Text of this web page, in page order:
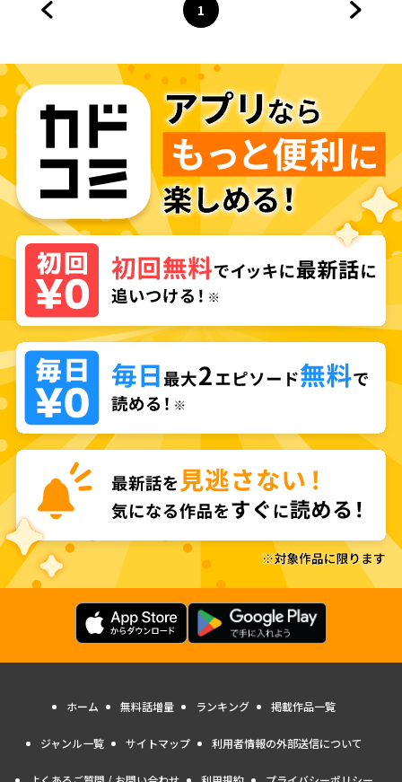
ページ
1
へ
ホーム 無料話増量 ランキング 掲載作品一覧
ジャンル一覧 サイトマップ 利用者情報の外部送信について